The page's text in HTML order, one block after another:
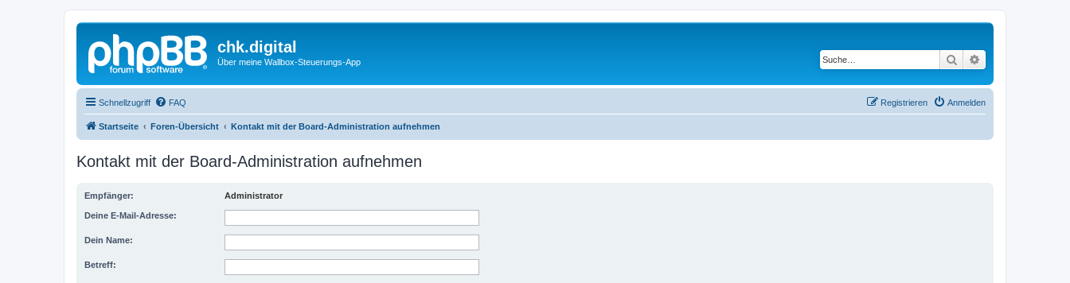
chk.digital
Über meine Wallbox-Steuerungs-App Suche
Schnellzugriff FAQ Anmelden
Registrieren
Startseite Foren-Übersicht Kontakt mit der Board-Administration aufnehmen
Kontakt mit der Board-Administration aufnehmen
Empfänger: Administrator
Deine E-Mail-Adresse:
Dein Name:
Betreff: